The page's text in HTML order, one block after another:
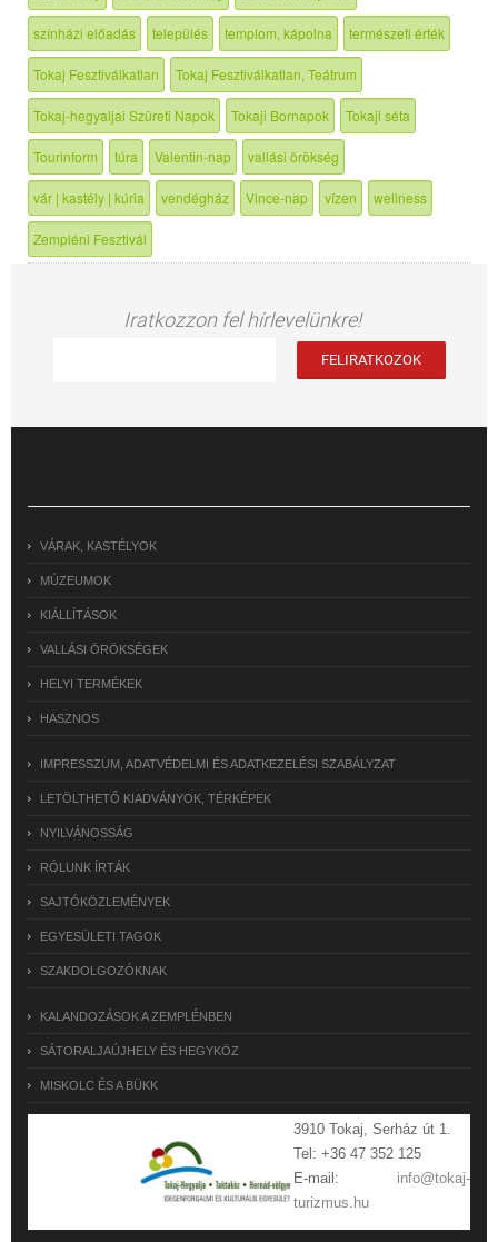
színházi előadás település templom, kápolna természeti érték
Tokaj Fesztiválkatlan Tokaj Fesztiválkatlan, Teátrum
Tokaj-hegyaljai Szüreti Napok Tokaji Bornapok Tokaji séta
Tourinform túra Valentin-nap vallási örökség
vár | kastély | kúria vendégház Vince-nap vízen wellness
Zempléni Fesztivál
Iratkozzon fel hírlevelünkre!
VÁRAK, KASTÉLYOK
MÚZEUMOK
KIÁLLÍTÁSOK
VALLÁSI ÖRÖKSÉGEK
HELYI TERMÉKEK
HASZNOS
IMPRESSZUM, ADATVÉDELMI ÉS ADATKEZELÉSI SZABÁLYZAT
LETÖLTHETŐ KIADVÁNYOK, TÉRKÉPEK
NYILVÁNOSSÁG
RÓLUNK ÍRTÁK
SAJTÓKÖZLEMÉNYEK
EGYESÜLETI TAGOK
SZAKDOLGOZÓKNAK
KALANDOZÁSOK A ZEMPLÉNBEN
SÁTORALJAÚJHELY ÉS HEGYKÖZ
MISKOLC ÉS A BÜKK
3910 Tokaj, Serház út 1.
Tel: +36 47 352 125
E-mail: info@tokaj-
turizmus.hu